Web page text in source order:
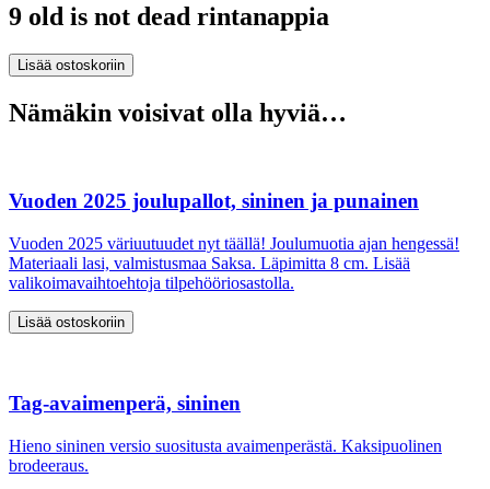
9 old is not dead rintanappia
Nämäkin voisivat olla hyviä…
Vuoden 2025 joulupallot, sininen ja punainen
Vuoden 2025 väriuutuudet nyt täällä! Joulumuotia ajan hengessä!
Materiaali lasi, valmistusmaa Saksa. Läpimitta 8 cm. Lisää
valikoimavaihtoehtoja tilpehööriosastolla.
Tag-avaimenperä, sininen
Hieno sininen versio suositusta avaimenperästä. Kaksipuolinen
brodeeraus.